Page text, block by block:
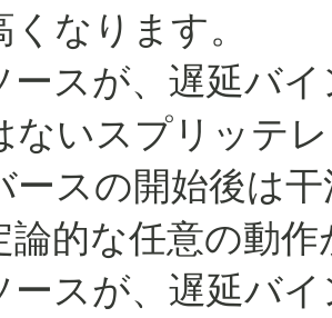
なります。
ースが、遅延バ
ないスプリッテ
ースの開始後は
論的な任意の動
ースが、遅延バ